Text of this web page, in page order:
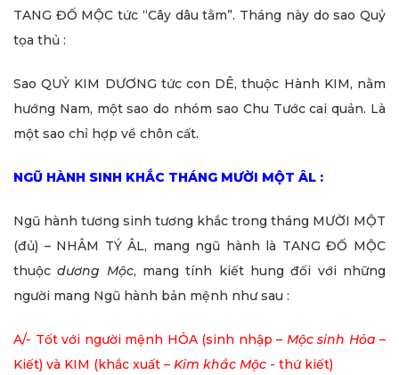
TANG ĐỐ MỘC tức “Cây dâu tằm”. Tháng này do sao Quỷ
tọa thủ :
Sao QUỶ KIM DƯƠNG tức con DÊ, thuộc Hành KIM, nằm
hướng Nam, một sao do nhóm sao Chu Tước cai quản. Là
một sao chỉ hợp về chôn cất.
NGŨ HÀNH SINH KHẮC THÁNG MƯỜI MỘT ÂL :
Ngũ hành tương sinh tương khắc trong tháng MƯỜI MỘT
(đủ) – NHÂM TÝ ÂL, mang ngũ hành là TANG ĐỐ MỘC
thuộc dương Mộc, mang tính kiết hung đối với những
người mang Ngũ hành bản mệnh như sau :
A/- Tốt với người mệnh HỎA (sinh nhập – Mộc sinh Hỏa –
Kiết) và KIM (khắc xuất – Kim khắc Mộc - thứ kiết)